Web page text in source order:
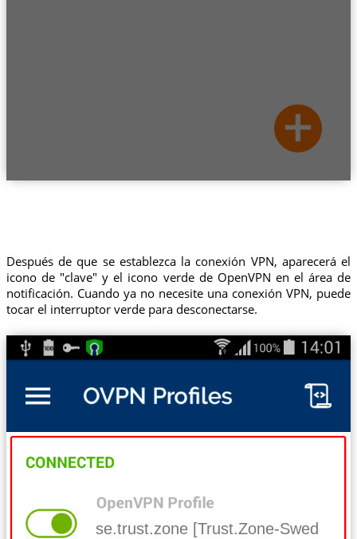
Después de que se establezca la conexión VPN, aparecerá el
icono de "clave" y el icono verde de OpenVPN en el área de
notificación. Cuando ya no necesite una conexión VPN, puede
tocar el interruptor verde para desconectarse.
se.trust.zone [Trust.Zone-Sweden]